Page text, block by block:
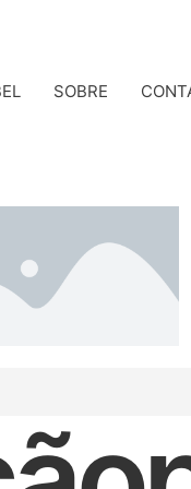
SOBRE